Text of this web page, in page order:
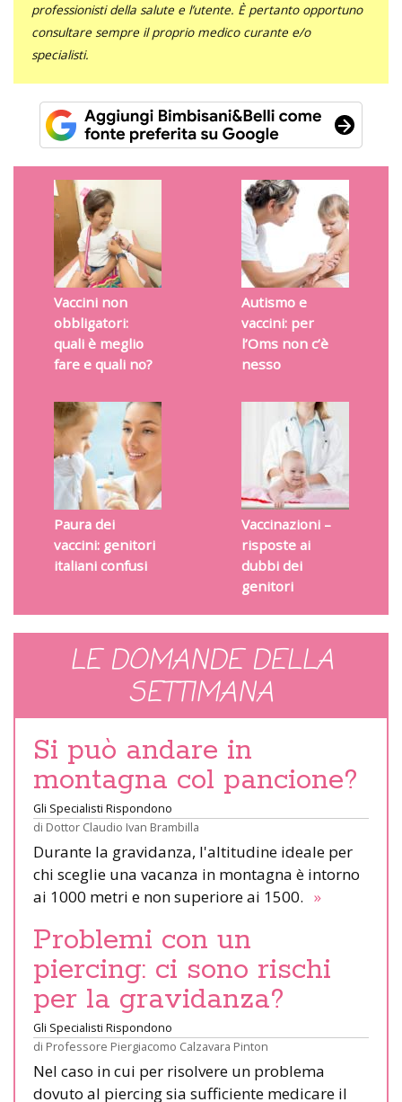
professionisti della salute e l’utente. È pertanto opportuno
consultare sempre il proprio medico curante e/o
specialisti.
Vaccini non
obbligatori:
quali è meglio
fare e quali no?
Autismo e
vaccini: per
l’Oms non c’è
nesso
Paura dei
vaccini: genitori
italiani confusi
Vaccinazioni –
risposte ai
dubbi dei
genitori
LE DOMANDE DELLA
SETTIMANA
Si può andare in
montagna col pancione?
Gli Specialisti Rispondono
di Dottor Claudio Ivan Brambilla
Durante la gravidanza, l'altitudine ideale per
chi sceglie una vacanza in montagna è intorno
ai 1000 metri e non superiore ai 1500. »
Problemi con un
piercing: ci sono rischi
per la gravidanza?
Gli Specialisti Rispondono
di Professore Piergiacomo Calzavara Pinton
Nel caso in cui per risolvere un problema
dovuto al piercing sia sufficiente medicare il